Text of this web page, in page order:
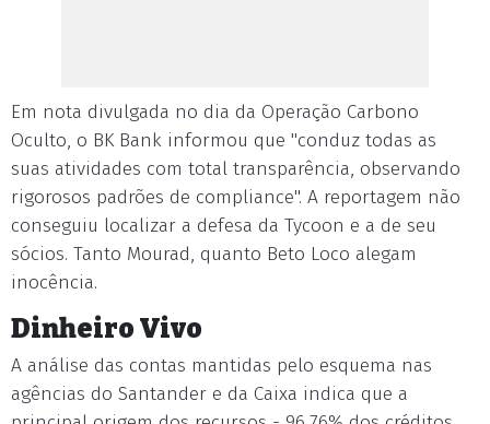
Em nota divulgada no dia da Operação Carbono
Oculto, o BK Bank informou que "conduz todas as
suas atividades com total transparência, observando
rigorosos padrões de compliance". A reportagem não
conseguiu localizar a defesa da Tycoon e a de seu
sócios. Tanto Mourad, quanto Beto Loco alegam
inocência.
Dinheiro Vivo
A análise das contas mantidas pelo esquema nas
agências do Santander e da Caixa indica que a